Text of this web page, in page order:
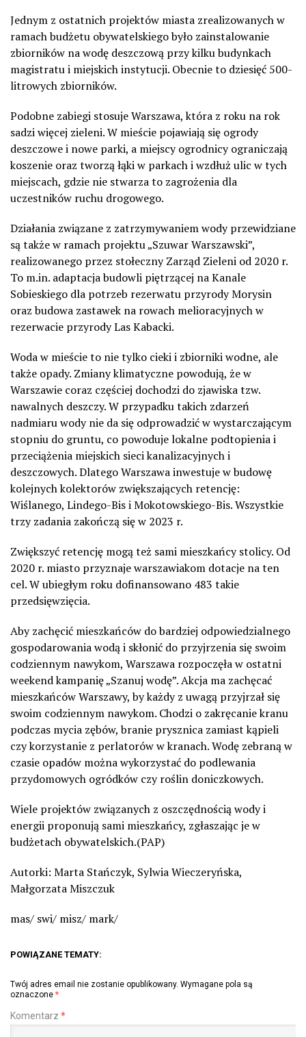
Jednym z ostatnich projektów miasta zrealizowanych w
ramach budżetu obywatelskiego było zainstalowanie
zbiorników na wodę deszczową przy kilku budynkach
magistratu i miejskich instytucji. Obecnie to dziesięć 500-
litrowych zbiorników.
Podobne zabiegi stosuje Warszawa, która z roku na rok
sadzi więcej zieleni. W mieście pojawiają się ogrody
deszczowe i nowe parki, a miejscy ogrodnicy ograniczają
koszenie oraz tworzą łąki w parkach i wzdłuż ulic w tych
miejscach, gdzie nie stwarza to zagrożenia dla
uczestników ruchu drogowego.
Działania związane z zatrzymywaniem wody przewidziane
są także w ramach projektu „Szuwar Warszawski”,
realizowanego przez stołeczny Zarząd Zieleni od 2020 r.
To m.in. adaptacja budowli piętrzącej na Kanale
Sobieskiego dla potrzeb rezerwatu przyrody Morysin
oraz budowa zastawek na rowach melioracyjnych w
rezerwacie przyrody Las Kabacki.
Woda w mieście to nie tylko cieki i zbiorniki wodne, ale
także opady. Zmiany klimatyczne powodują, że w
Warszawie coraz częściej dochodzi do zjawiska tzw.
nawalnych deszczy. W przypadku takich zdarzeń
nadmiaru wody nie da się odprowadzić w wystarczającym
stopniu do gruntu, co powoduje lokalne podtopienia i
przeciążenia miejskich sieci kanalizacyjnych i
deszczowych. Dlatego Warszawa inwestuje w budowę
kolejnych kolektorów zwiększających retencję:
Wiślanego, Lindego-Bis i Mokotowskiego-Bis. Wszystkie
trzy zadania zakończą się w 2023 r.
Zwiększyć retencję mogą też sami mieszkańcy stolicy. Od
2020 r. miasto przyznaje warszawiakom dotacje na ten
cel. W ubiegłym roku dofinansowano 483 takie
przedsięwzięcia.
Aby zachęcić mieszkańców do bardziej odpowiedzialnego
gospodarowania wodą i skłonić do przyjrzenia się swoim
codziennym nawykom, Warszawa rozpoczęła w ostatni
weekend kampanię „Szanuj wodę”. Akcja ma zachęcać
mieszkańców Warszawy, by każdy z uwagą przyjrzał się
swoim codziennym nawykom. Chodzi o zakręcanie kranu
podczas mycia zębów, branie prysznica zamiast kąpieli
czy korzystanie z perlatorów w kranach. Wodę zebraną w
czasie opadów można wykorzystać do podlewania
przydomowych ogródków czy roślin doniczkowych.
Wiele projektów związanych z oszczędnością wody i
energii proponują sami mieszkańcy, zgłaszając je w
budżetach obywatelskich.(PAP)
Autorki: Marta Stańczyk, Sylwia Wieczeryńska,
Małgorzata Miszczuk
mas/ swi/ misz/ mark/
POWIĄZANE TEMATY:
Twój adres email nie zostanie opublikowany. Wymagane pola są
oznaczone *
Komentarz *